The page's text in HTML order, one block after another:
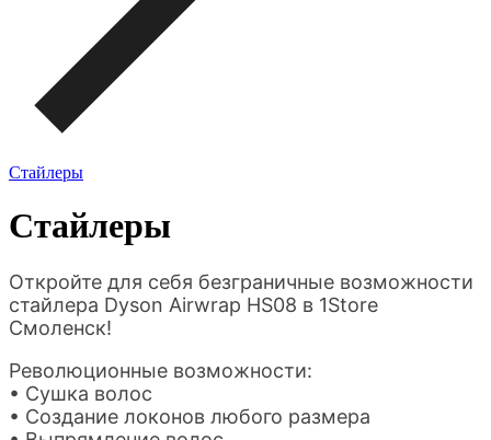
Стайлеры
Стайлеры
Откройте для себя безграничные возможности
стайлера Dyson Airwrap HS08 в 1Store
Смоленск!
Революционные возможности:
• Сушка волос
• Создание локонов любого размера